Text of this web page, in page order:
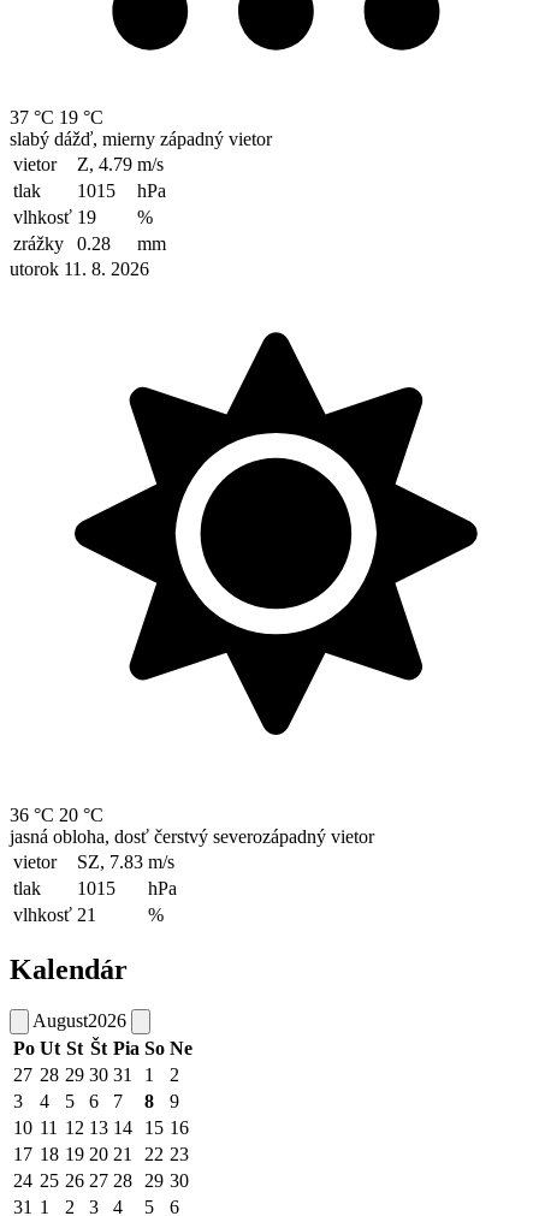
37 °C 19 °C
slabý dážď, mierny západný vietor
vietor
Z, 4.79 m/s
tlak
1015
hPa
vlhkosť 19
%
zrážky
0.28
mm
utorok 11. 8. 2026
36 °C 20 °C
jasná obloha, dosť čerstvý severozápadný vietor
vietor
SZ, 7.83 m/s
tlak
1015
hPa
vlhkosť 21 %
Kalendár
August2026
Po Ut St Št Pia So Ne
27 28 29 30 31 1
2
3
4 5 6 7 8
9
10 11 12 13 14 15 16
17 18 19 20 21 22 23
24 25 26 27 28 29 30
31 1 2 3 4 5 6